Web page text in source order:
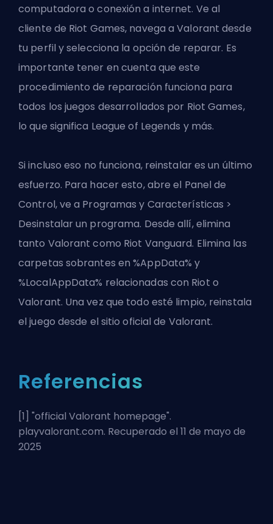
computadora o conexión a internet. Ve al
cliente de Riot Games, navega a Valorant desde
tu perfil y selecciona la opción de reparar. Es
importante tener en cuenta que este
procedimiento de reparación funciona para
todos los juegos desarrollados por Riot Games,
lo que significa League of Legends y más.
Si incluso eso no funciona, reinstalar es un último
esfuerzo. Para hacer esto, abre el Panel de
Control, ve a Programas y Características >
Desinstalar un programa. Desde allí, elimina
tanto Valorant como Riot Vanguard. Elimina las
carpetas sobrantes en %AppData% y
%LocalAppData% relacionadas con Riot o
Valorant. Una vez que todo esté limpio, reinstala
el juego desde el sitio oficial de Valorant.
Referencias
[1] "official Valorant homepage".
playvalorant.com. Recuperado el 11 de mayo de
2025